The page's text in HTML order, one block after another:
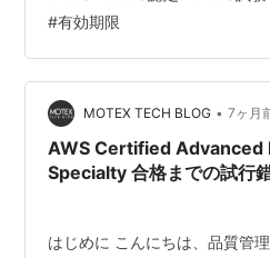
か？ 4月って、ちょっと不思議
バタバタしているのに、エンジ
白があったりしませんか？ 年
たい とりあえずAWS資格、1
さにそうでした。 でもこの「
という選択、あとからじわ…
#有効期限
MOTEX TECH BLOG • 7ヶ月
AWS Certified
Specialty 合格までの試行
はじめに こんにちは、品質管